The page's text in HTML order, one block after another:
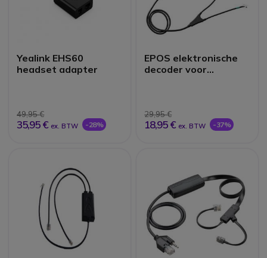
Yealink EHS60
headset adapter
49,95 €
35,95 € ex. BTW -28%
EPOS elektronische
decoder voor
29,95 €
18,95 € ex. BTW -37%